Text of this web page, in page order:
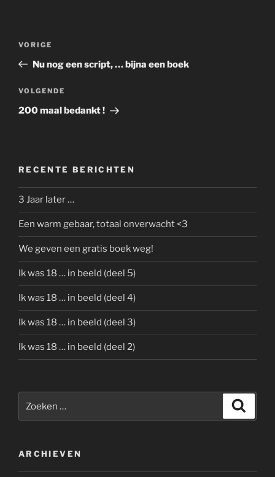
Vorig
bericht
VORIGE
Nu nog een script, … bijna een boek
Volgend
bericht
VOLGENDE
200 maal bedankt !
RECENTE BERICHTEN
3 Jaar later …
Een warm gebaar, totaal onverwacht <3
We geven een gratis boek weg!
Ik was 18 … in beeld (deel 5)
Ik was 18 … in beeld (deel 4)
Ik was 18 … in beeld (deel 3)
Ik was 18 … in beeld (deel 2)
naar:
ARCHIEVEN